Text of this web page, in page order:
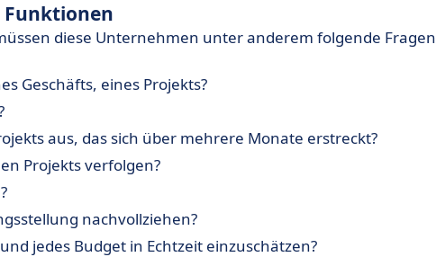
ERP-System.
die Geschäftsverwaltung.
Dienstleistungen.
Staffing-Lösung.
ERP-System für mehrere Unternehmen.
für Ihre Wettbewerbsfähigkeit.
Funktionen
diese Unternehmen unter anderem folgende Fragen
Geschäfts, eines Projekts?
aus, das sich über mehrere Monate erstreckt?
Projekts verfolgen?
nachvollziehen?
jedes Budget in Echtzeit einzuschätzen?